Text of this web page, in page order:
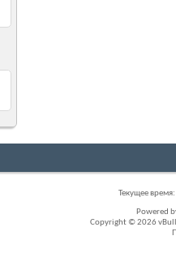
Текущее время:
Powered
Copyright © 2026